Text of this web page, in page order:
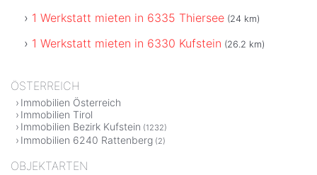
1 Werkstatt mieten in 6335 Thiersee (24 km)
1 Werkstatt mieten in 6330 Kufstein (26.2 km)
ÖSTERREICH
Immobilien Österreich
Immobilien Tirol
Immobilien Bezirk Kufstein (1232)
Immobilien 6240 Rattenberg (2)
OBJEKTARTEN